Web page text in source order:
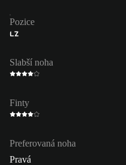
Pozice
LZ
Slabší noha
Finty
Preferovaná noha
Pravá